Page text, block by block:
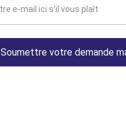
Soumettre votre demande